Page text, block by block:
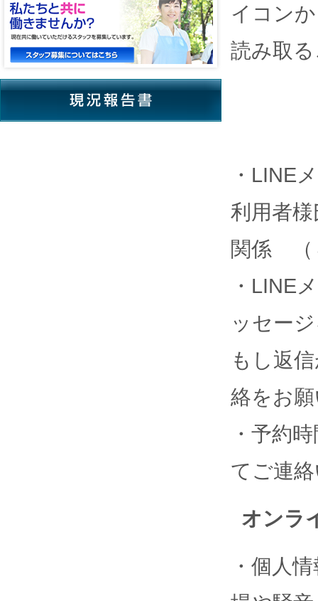
イコン
読み取
・LINE
利用者
関係 （
・LINE
ッセー
もし返
絡をお
・予約
てご連
オンラ
・個人